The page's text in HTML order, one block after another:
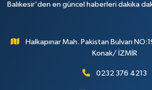
Balıkesir'den en güncel haberleri dakika
Halkapınar Mah. Pakistan Bulvarı
Konak/ İZMİR
0232 376 4213